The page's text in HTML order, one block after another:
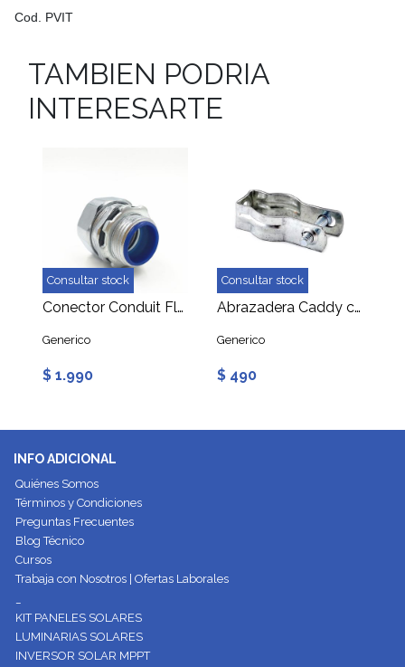
Cod. PVIT
TAMBIEN PODRIA
INTERESARTE
Consultar stock
Conector Conduit Flexible Macho 20mm con Rosca
Generico
$ 1.990
Consultar stock
Abrazadera Caddy con Perno 20mm
Generico
$ 490
INFO ADICIONAL
Quiénes Somos
Términos y Condiciones
Preguntas Frecuentes
Blog Técnico
Cursos
Trabaja con Nosotros | Ofertas Laborales
KIT PANELES SOLARES
LUMINARIAS SOLARES
INVERSOR SOLAR MPPT